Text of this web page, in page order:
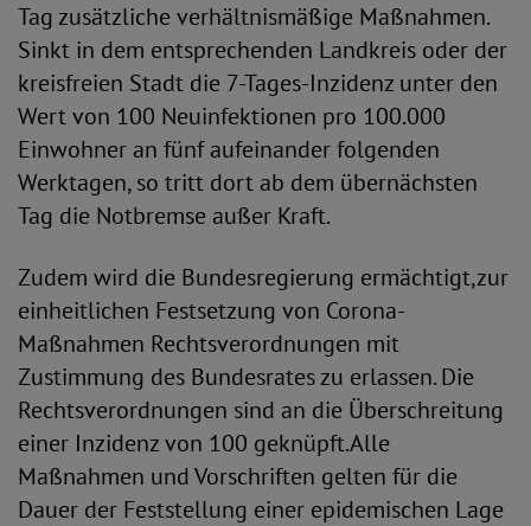
Tag zusätzliche verhältnismäßige Maßnahmen.
Sinkt in dem entsprechenden Landkreis oder der
kreisfreien Stadt die 7-Tages-Inzidenz unter den
Wert von 100 Neuinfektionen pro 100.000
Einwohner an fünf aufeinander folgenden
Werktagen, so tritt dort ab dem übernächsten
Tag die Notbremse außer Kraft.
Zudem wird die Bundesregierung ermächtigt,zur
einheitlichen Festsetzung von Corona-
Maßnahmen Rechtsverordnungen mit
Zustimmung des Bundesrates zu erlassen. Die
Rechtsverordnungen sind an die Überschreitung
einer Inzidenz von 100 geknüpft.Alle
Maßnahmen und Vorschriften gelten für die
Dauer der Feststellung einer epidemischen Lage